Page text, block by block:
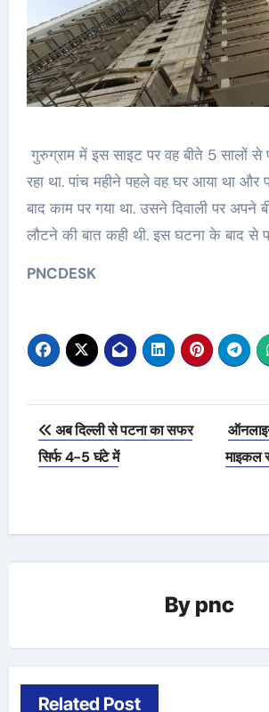
गुरुग्राम में इस साइट पर वह बीते 5 सालों
रहा था. पांच महीने पहले वह घर आया था और
बाद काम पर गया था. उसने दिवाली पर अपने
लौटने की बात कही थी. इस घटना के बाद से
PNCDESK
Post
navigation
अब दिल्ली से पटना का सफर
सिर्फ 4-5 घंटे में
माइकल
By pnc
Related Post